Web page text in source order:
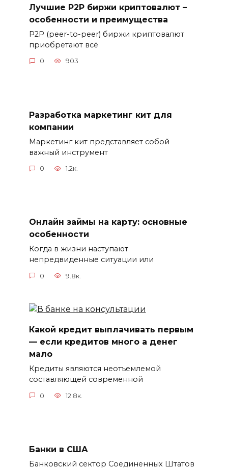
Лучшие P2P биржи криптовалют –
особенности и преимущества
P2P (peer-to-peer) биржи криптовалют
приобретают всё
0 903
Разработка маркетинг кит для
компании
Маркетинг кит представляет собой
важный инструмент
0 1.2к.
Онлайн займы на карту: основные
особенности
Когда в жизни наступают
непредвиденные ситуации или
0 9.8к.
Какой кредит выплачивать первым
— если кредитов много а денег
мало
Кредиты являются неотъемлемой
составляющей современной
0 12.8к.
Банки в США
Банковский сектор Соединенных Штатов